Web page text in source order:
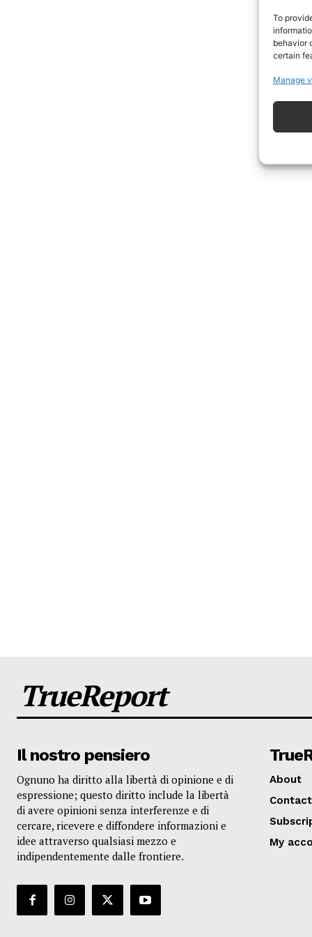
To
behavior
certain
Manage
TrueReport
Il nostro pensiero
Ognuno ha diritto alla libertà di opinione e di
espressione; questo diritto include la libertà
di avere opinioni senza interferenze e di
cercare, ricevere e diffondere informazioni e
idee attraverso qualsiasi mezzo e
indipendentemente dalle frontiere.
About
My